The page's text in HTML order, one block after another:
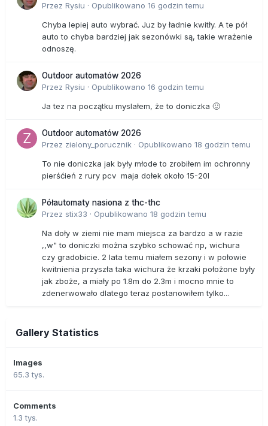
Przez Rysiu · Opublikowano 16 godzin temu
Chyba lepiej auto wybrać. Juz by ładnie kwitły. A te pół
auto to chyba bardziej jak sezonówki są, takie wrażenie
odnoszę.
Outdoor automatów 2026
Przez Rysiu · Opublikowano 16 godzin temu
Ja tez na początku myslałem, że to doniczka 🙂
Outdoor automatów 2026
Przez zielony_porucznik · Opublikowano 18 godzin temu
To nie doniczka jak były młode to zrobiłem im ochronny
pierśćień z rury pcv maja dołek około 15-20l
Półautomaty nasiona z thc-thc
Przez stix33 · Opublikowano 18 godzin temu
Na doły w ziemi nie mam miejsca za bardzo a w razie
,,w" to doniczki można szybko schować np, wichura
czy gradobicie. 2 lata temu miałem sezony i w połowie
kwitnienia przyszła taka wichura że krzaki położone były
jak zboże, a miały po 1.8m do 2.3m i mocno mnie to
zdenerwowało dlatego teraz postanowiłem tylko...
Gallery Statistics
Images
65.3 tys.
Comments
1.3 tys.